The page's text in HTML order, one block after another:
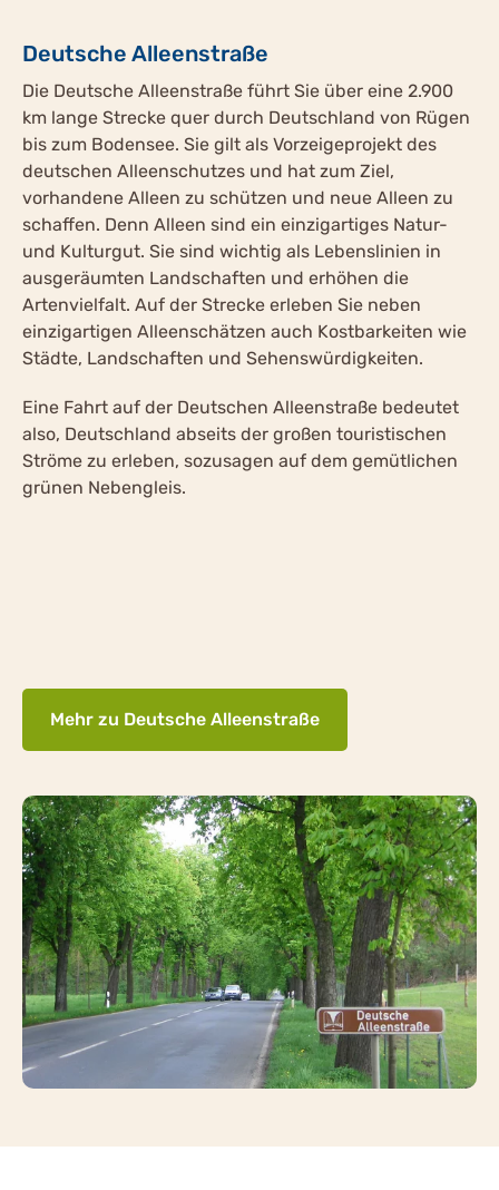
Deutsche Alleenstraße
Die Deutsche Alleenstraße führt Sie über eine 2.900
km lange Strecke quer durch Deutschland von Rügen
bis zum Bodensee. Sie gilt als Vorzeigeprojekt des
deutschen Alleenschutzes und hat zum Ziel,
vorhandene Alleen zu schützen und neue Alleen zu
schaffen. Denn Alleen sind ein einzigartiges Natur-
und Kulturgut. Sie sind wichtig als Lebenslinien in
ausgeräumten Landschaften und erhöhen die
Artenvielfalt. Auf der Strecke erleben Sie neben
einzigartigen Alleenschätzen auch Kostbarkeiten wie
Städte, Landschaften und Sehenswürdigkeiten.
Eine Fahrt auf der Deutschen Alleenstraße bedeutet
also, Deutschland abseits der großen touristischen
Ströme zu erleben, sozusagen auf dem gemütlichen
grünen Nebengleis.
Mehr zu Deutsche Alleenstraße